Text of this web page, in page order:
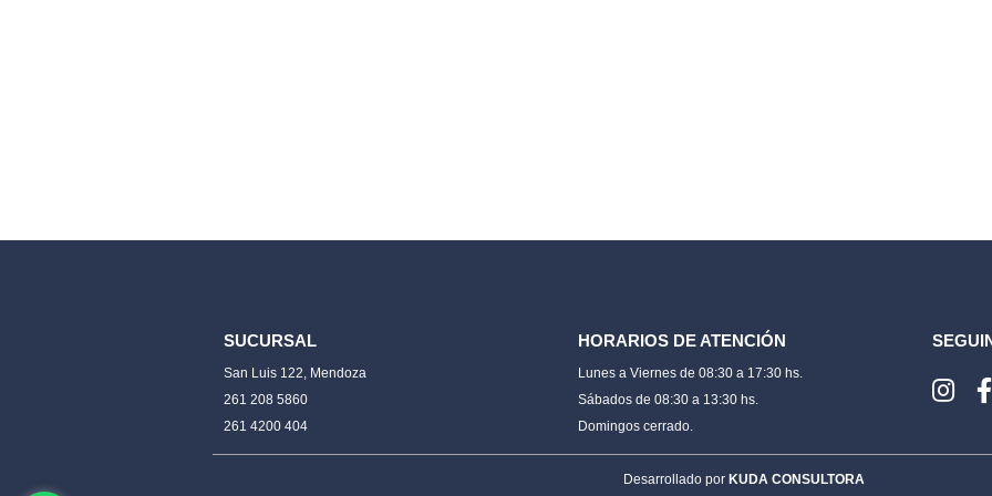
SUCURSAL
San Luis 122, Mendoza
261 208 5860
261 4200 404
HORARIOS DE ATENCIÓN
Lunes a Viernes de 08:30 a 17:30 hs.
Sábados de 08:30 a 13:30 hs.
Domingos cerrado.
Desarrollado por KUDA CONSULTORA